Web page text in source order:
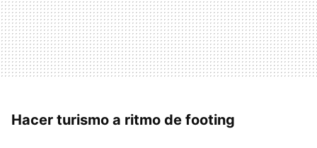
Hacer turismo a ritmo de footing